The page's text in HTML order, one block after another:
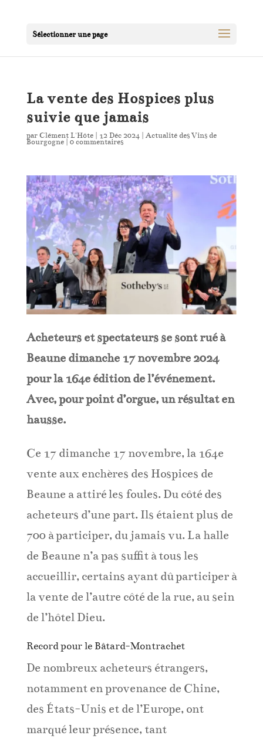
Sélectionner une page
La vente des Hospices plus
suivie que jamais
parClément L'Hôte| 12 Déc 2024| Actualité des Vins de
Bourgogne| 0 commentaires
Acheteurs et spectateurs se sont rué à
Beaune dimanche 17 novembre 2024
pour la 164e édition de l’événement.
Avec, pour point d’orgue, un résultat en
hausse.
Ce 17 dimanche 17 novembre, la 164e
vente aux enchères des Hospices de
Beaune a attiré les foules. Du côté des
acheteurs d’une part. Ils étaient plus de
700 à participer, du jamais vu. La halle
de Beaune n’a pas suffit à tous les
accueillir, certains ayant dû participer à
la vente de l’autre côté de la rue, au sein
de l’hôtel Dieu.
Record pour le Bâtard-Montrachet
De nombreux acheteurs étrangers,
notamment en provenance de Chine,
des États-Unis et de l’Europe, ont
marqué leur présence, tant